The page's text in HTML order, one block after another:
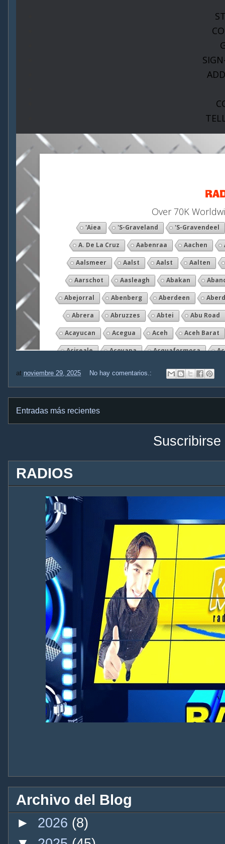
at noviembre 29, 2025 No hay comentarios.:
Entradas más recientes
RADIOS
Archivo del Blog
► 2026 (8)